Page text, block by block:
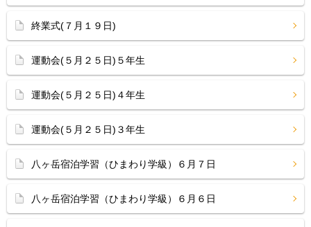
終業式(７月１９日)
運動会(５月２５日)５年生
運動会(５月２５日)４年生
運動会(５月２５日)３年生
八ヶ岳宿泊学習（ひまわり学級）６月７日
八ヶ岳宿泊学習（ひまわり学級）６月６日